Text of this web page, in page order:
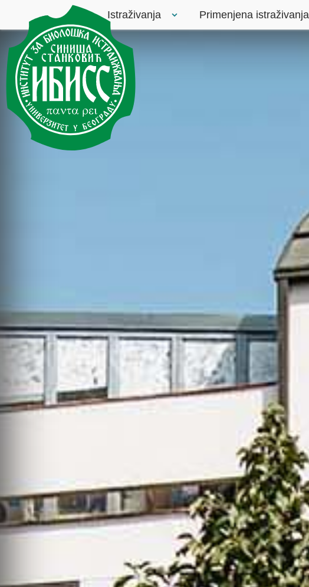
Istraživanja Primenjena istraživanja